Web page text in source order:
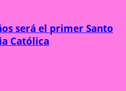
será el primer Santo
Católica